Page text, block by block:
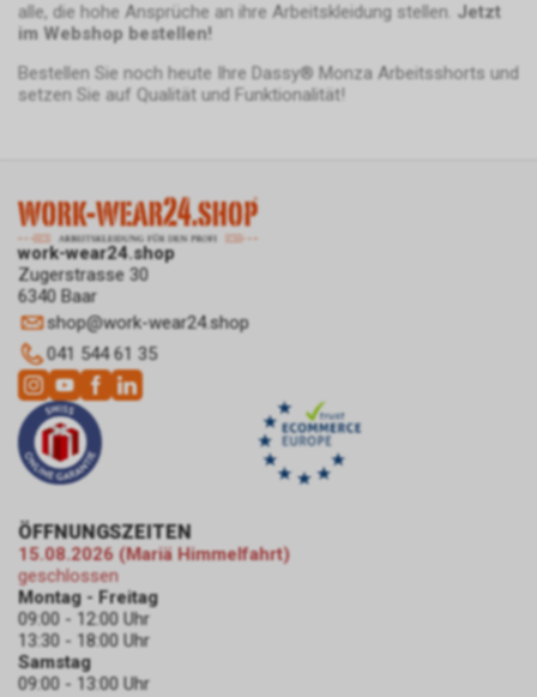
alle, die hohe Ansprüche an ihre Arbeitskleidung stellen. Jetzt
im Webshop bestellen!
Bestellen Sie noch heute Ihre Dassy® Monza Arbeitsshorts und
setzen Sie auf Qualität und Funktionalität!
work-wear24.shop
Zugerstrasse 30
6340 Baar
shop@work-wear24.shop
041 544 61 35
ÖFFNUNGSZEITEN
15.08.2026 (Mariä Himmelfahrt)
geschlossen
Montag - Freitag
09:00 - 12:00 Uhr
13:30 - 18:00 Uhr
Samstag
09:00 - 13:00 Uhr
Internetauftritts.
geschaltete Anzeige klicken,
speichert das von uns
Conversion-Cookies verlieren
mit Ablauf von 30 Tagen ihre
Sofern das Cookie noch gültig
besuchen, können sowohl wir
als auch Google auswerten,
dass Sie auf eine unserer bei
Google platzierten Anzeigen
Internetauftritt weitergeleitet